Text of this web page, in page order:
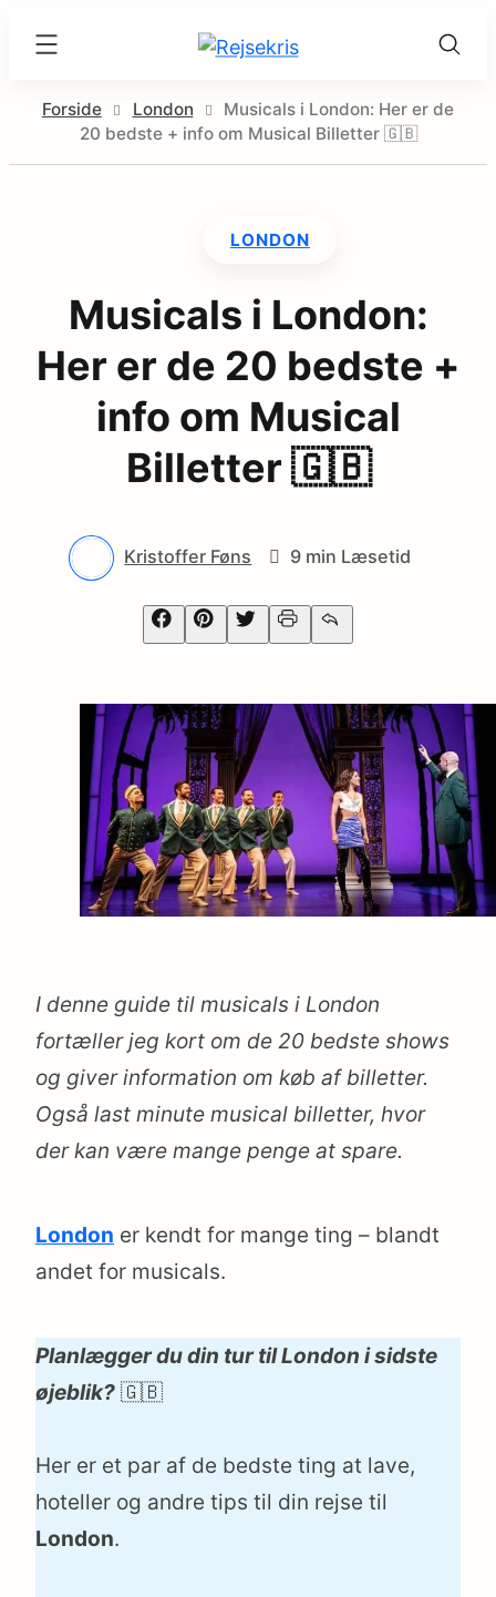
Rejsekris
Forside London
Musicals i London: Her er de
20 bedste + info om Musical Billetter 🇬🇧
LONDON
Musicals i London:
Her er de 20 bedste +
info om Musical
Billetter 🇬🇧
Kristoffer Føns 9 min Læsetid
I denne guide til musicals i London
fortæller jeg kort om de 20 bedste shows
og giver information om køb af billetter.
Også last minute musical billetter, hvor
der kan være mange penge at spare.
London er kendt for mange ting – blandt
andet for musicals.
Planlægger du din tur til London i sidste
øjeblik? 🇬🇧
Her er et par af de bedste ting at lave,
hoteller og andre tips til din rejse til
London.